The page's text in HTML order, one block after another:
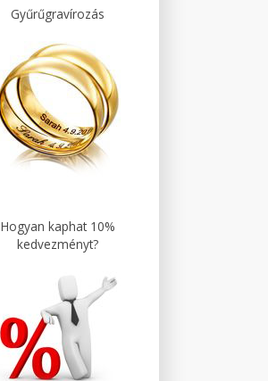
Gyűrűgravírozás
Hogyan kaphat 10%
kedvezményt?